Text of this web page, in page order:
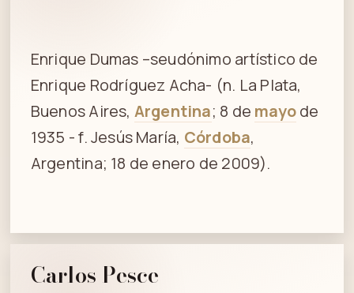
Enrique Dumas –seudónimo artístico de
Enrique Rodríguez Acha- (n. La Plata,
Buenos Aires, Argentina; 8 de mayode
1935 - f. Jesús María, Córdoba,
Argentina; 18 de enero de 2009).
Carlos Pesce